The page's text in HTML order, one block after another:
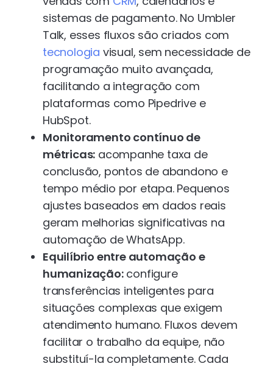
sistemas de pagamento. No Umbler
Talk, esses fluxos são criados com
tecnologia visual, sem necessidade de
programação muito avançada,
facilitando a integração com
plataformas como Pipedrive e
HubSpot.
Monitoramento contínuo de
métricas: acompanhe taxa de
conclusão, pontos de abandono e
tempo médio por etapa. Pequenos
ajustes baseados em dados reais
geram melhorias significativas na
automação de WhatsApp.
Equilíbrio entre automação e
humanização:configure
transferências inteligentes para
situações complexas que exigem
atendimento humano. Fluxos devem
facilitar o trabalho da equipe, não
substituí-la completamente. Cada